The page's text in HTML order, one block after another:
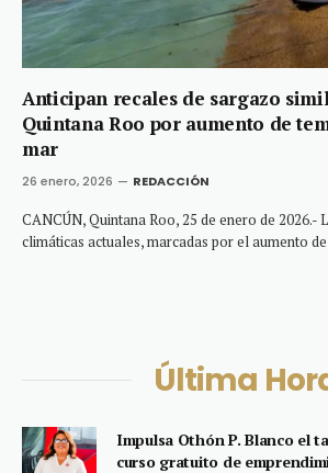
Anticipan recales de sargazo
Quintana Roo por aumento de
mar
26 enero, 2026 REDACCIÓN
CANCÚN, Quintana Roo, 25 de enero de 2026.-
climáticas actuales, marcadas por el aumento
Última
Impulsa Othón P. Blanco el
curso gratuito de